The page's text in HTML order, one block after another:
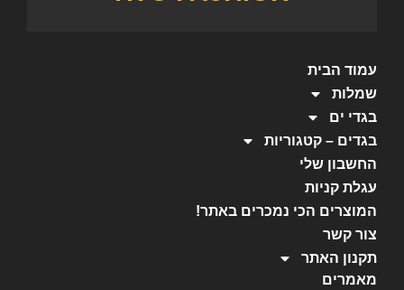
עמוד הבית
שמלות
בגדי ים
בגדים – קטגוריות
החשבון שלי
עגלת קניות
המוצרים הכי נמכרים באתר!
צור קשר
תקנון האתר
מאמרים